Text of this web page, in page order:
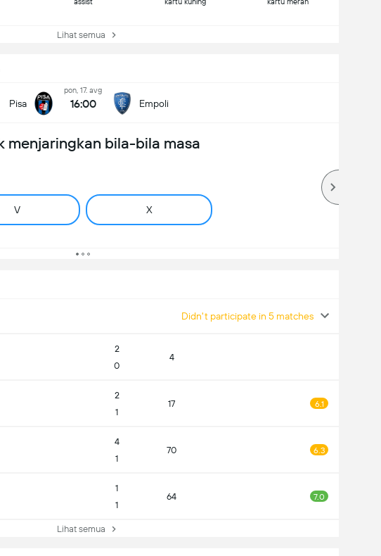
Lihat semua
Pisa
pon, 17. avg
16:00 Empoli
menjaringkan bila-bila masa
V X
Didn't participate in 5 matches
2
0
4
2
1
17 6.1
4
1
70 6.3
1
1
64 7.0
Lihat semua